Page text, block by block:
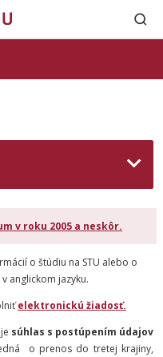
v roku 2005 a neskôr.
o štúdiu na STU alebo o
anglickom jazyku.
elektronickú žiadosť.
súhlas s postúpením údajov
o prenos do tretej krajiny,